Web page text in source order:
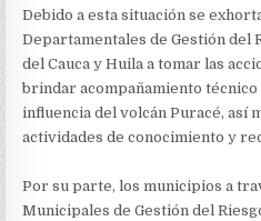
Debido a esta situación se
Departamentales de Gestión del
del Cauca y Huila a tomar las
brindar acompañamiento técnico
influencia del volcán Puracé, así
actividades de conocimiento y
Por su parte, los municipios a
Municipales de Gestión del